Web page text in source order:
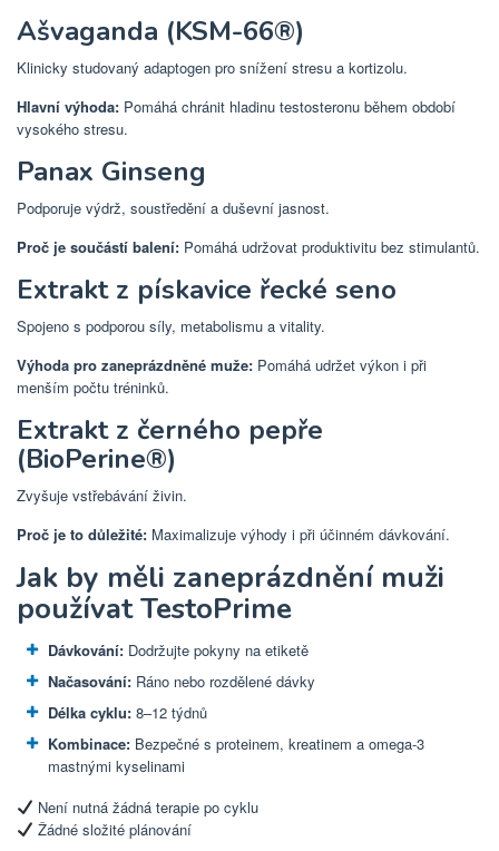
Ašvaganda (KSM-66®)
Klinicky studovaný adaptogen pro snížení stresu a kortizolu.
Hlavní výhoda: Pomáhá chránit hladinu testosteronu během období
vysokého stresu.
Panax Ginseng
Podporuje výdrž, soustředění a duševní jasnost.
Proč je součástí balení: Pomáhá udržovat produktivitu bez stimulantů.
Extrakt z pískavice řecké seno
Spojeno s podporou síly, metabolismu a vitality.
Výhoda pro zaneprázdněné muže: Pomáhá udržet výkon i při
menším počtu tréninků.
Extrakt z černého pepře
(BioPerine®)
Zvyšuje vstřebávání živin.
Proč je to důležité: Maximalizuje výhody i při účinném dávkování.
Jak by měli zaneprázdnění muži
používat TestoPrime
Dávkování: Dodržujte pokyny na etiketě
Načasování: Ráno nebo rozdělené dávky
Délka cyklu: 8–12 týdnů
Kombinace: Bezpečné s proteinem, kreatinem a omega-3
mastnými kyselinami
Není nutná žádná terapie po cyklu
Žádné složité plánování